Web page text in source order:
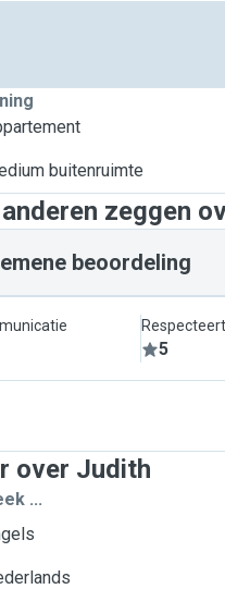
buitenruimte
zeggen
beoordeling
5
over Judith
...